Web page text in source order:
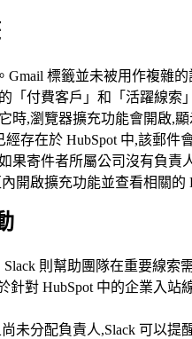
標籤並未被用作複雜
時,瀏覽器擴充功能會開啟,
經存在於 HubSpot 中,該郵
果寄件者所屬公司沒有負責
開啟擴充功能並查看相關的
則幫助團隊在重要線索
針對 HubSpot 中的企業入
未分配負責人,Slack 可以